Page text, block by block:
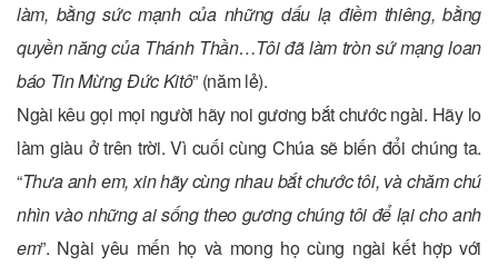
làm, bằng sức mạnh của những dấu lạ điềm thiêng, bằng
quyền năng của Thánh Thần…Tôi đã làm tròn sứ mạng loan
báo Tin Mừng Đức Kitô” (năm lẻ).
Ngài kêu gọi mọi người hãy noi gương bắt chước ngài. Hãy lo
làm giàu ở trên trời. Vì cuối cùng Chúa sẽ biến đổi chúng ta.
“Thưa anh em, xin hãy cùng nhau bắt chước tôi, và chăm chú
nhìn vào những ai sống theo gương chúng tôi để lại cho anh
em”. Ngài yêu mến họ và mong họ cùng ngài kết hợp với